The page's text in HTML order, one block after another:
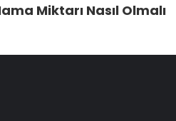
Miktarı Nasıl Olmalı